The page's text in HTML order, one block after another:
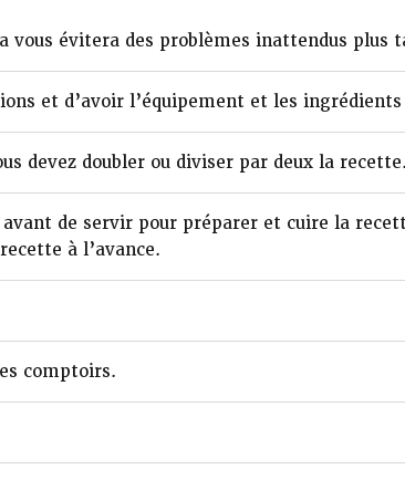
vous évitera des problèmes inattendus plus
et d’avoir l’équipement et les ingrédients
devez doubler ou diviser par deux la recette.
de servir pour préparer et cuire la
à l’avance.
comptoirs.